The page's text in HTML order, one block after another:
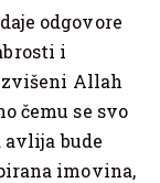
odgovore
i
Allah
čemu se svo
avlija bude
imovina,